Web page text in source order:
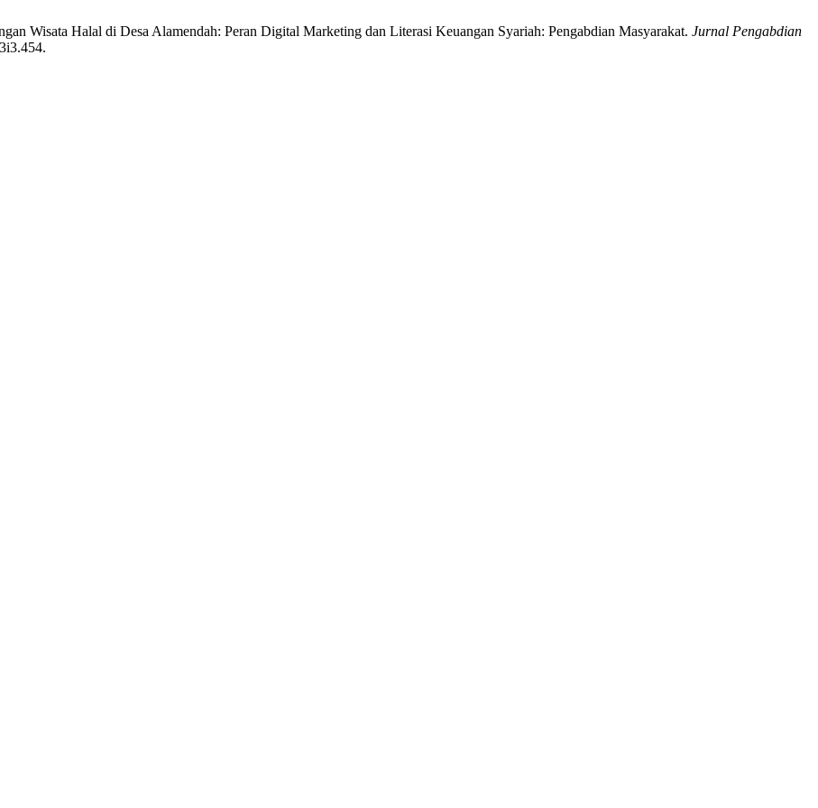
Wisata Halal di Desa Alamendah: Peran Digital Marketing dan Literasi Keuangan Syariah: Pengabdian Masyarakat. Jurnal Pengabdian